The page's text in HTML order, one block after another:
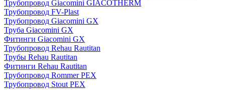
Трубопровод Giacomini GIACOTHERM
Трубопровод FV-Plast
Трубопровод Giacomini GX
Труба Giacomini GX
Фитинги Giacomini GX
Трубопровод Rehau Rautitan
Трубы Rehau Rautitan
Фитинги Rehau Rautitan
Трубопровод Rommer PEX
Трубопровод Stout PEX